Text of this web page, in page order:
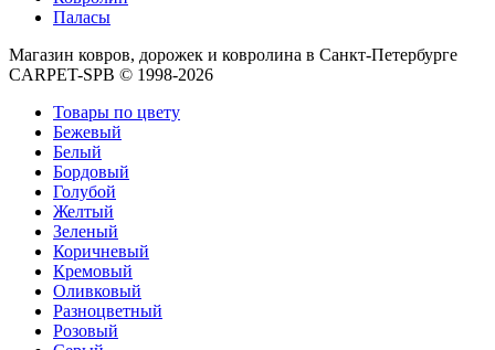
ковры
Полуовальные
ковры
Восьмигранники
Дорожки
Синтетические
ковровые
дорожки
Дорожки
на
резиновой
основе
Ковровые
шерстяные
дорожки
Паласы
Магазин ковров, дорожек и ковролина в Санкт-Петербурге
CARPET-SPB © 1998-2026
Товары по цвету
Бежевый
Белый
Бордовый
Голубой
Желтый
Зеленый
Коричневый
Кремовый
Оливковый
Разноцветный
Розовый